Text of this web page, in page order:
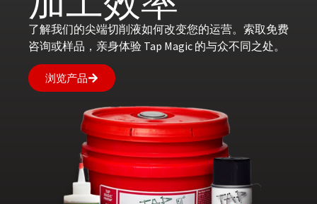
了解我们的尖端切削液如何改变您的运营。索取免费
咨询或样品，亲身体验 Tap Magic 的与众不同之处。
浏览产品